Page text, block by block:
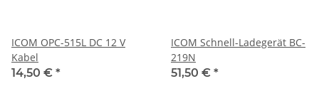
ICOM OPC-515L DC 12 V
Kabel
14,50 € *
ICOM Schnell-Ladegerät BC-
219N
51,50 € *